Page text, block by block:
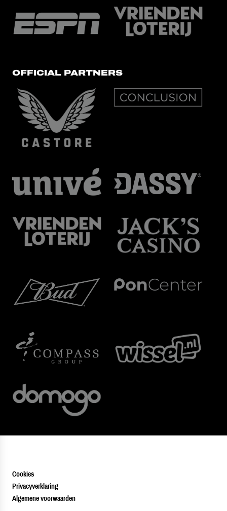
OFFICIAL PARTNERS
Cookies
Privacyverklaring
Algemene voorwaarden